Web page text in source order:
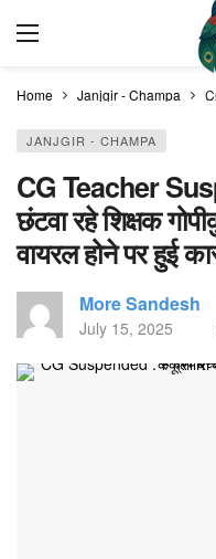
Home Janjgir - Champa
JANJGIR - CHAMPA
CG Teacher
छंटवा रहे शिक्षक
वायरल होने पर हुई
More Sandesh
July 15, 2025